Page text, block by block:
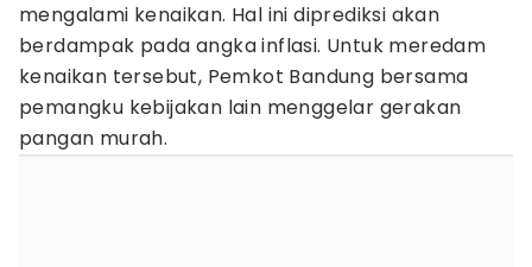
mengalami kenaikan. Hal ini diprediksi akan
berdampak pada angka inflasi. Untuk meredam
kenaikan tersebut, Pemkot Bandung bersama
pemangku kebijakan lain menggelar gerakan
pangan murah.